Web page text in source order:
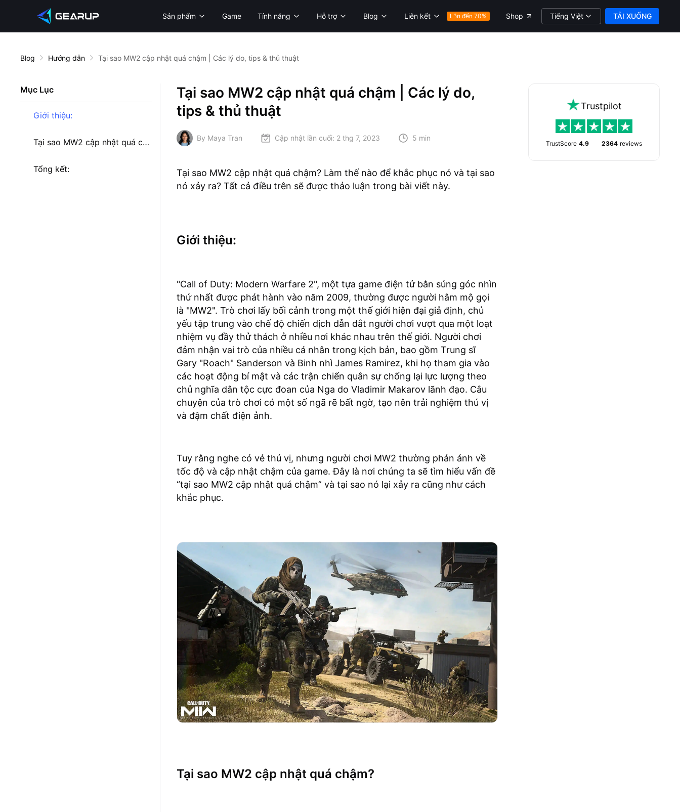
Sản phẩm Game Tính năng Hỗ trợ Blog Liên kết Lên đến 70% Shop Tiếng Việt TẢI XUỐNG
Blog Hướng dẫn Tại sao MW2 cập nhật quá chậm | Các lý do, tips & thủ thuật
Mục Lục
Giới thiệu:
Tại sao MW2 cập nhật quá chậm?
Tổng kết:
Tại sao MW2 cập nhật quá chậm | Các lý do,
tips & thủ thuật
By Maya Tran Cập nhật lần cuối: 2 thg 7, 2023 5 min
Tại sao MW2 cập nhật quá chậm? Làm thế nào để khắc phục nó và tại sao
nó xảy ra? Tất cả điều trên sẽ được thảo luận trong bài viết này.
Giới thiệu:
"Call of Duty: Modern Warfare 2", một tựa game điện tử bắn súng góc nhìn
thứ nhất được phát hành vào năm 2009, thường được người hâm mộ gọi
là "MW2". Trò chơi lấy bối cảnh trong một thế giới hiện đại giả định, chủ
yếu tập trung vào chế độ chiến dịch dẫn dắt người chơi vượt qua một loạt
nhiệm vụ đầy thử thách ở nhiều nơi khác nhau trên thế giới. Người chơi
đảm nhận vai trò của nhiều cá nhân trong kịch bản, bao gồm Trung sĩ
Gary "Roach" Sanderson và Binh nhì James Ramirez, khi họ tham gia vào
các hoạt động bí mật và các trận chiến quân sự chống lại lực lượng theo
chủ nghĩa dân tộc cực đoan của Nga do Vladimir Makarov lãnh đạo. Câu
chuyện của trò chơi có một số ngã rẽ bất ngờ, tạo nên trải nghiệm thú vị
và đậm chất điện ảnh.
Tuy rằng nghe có vẻ thú vị, nhưng người chơi MW2 thường phản ánh về
tốc độ và cập nhật chậm của game. Đây là nơi chúng ta sẽ tìm hiểu vấn đề
“tại sao MW2 cập nhật quá chậm” và tại sao nó lại xảy ra cũng như cách
khắc phục.
Tại sao MW2 cập nhật quá chậm?
Trustpilot
TrustScore 4.9 2364 reviews